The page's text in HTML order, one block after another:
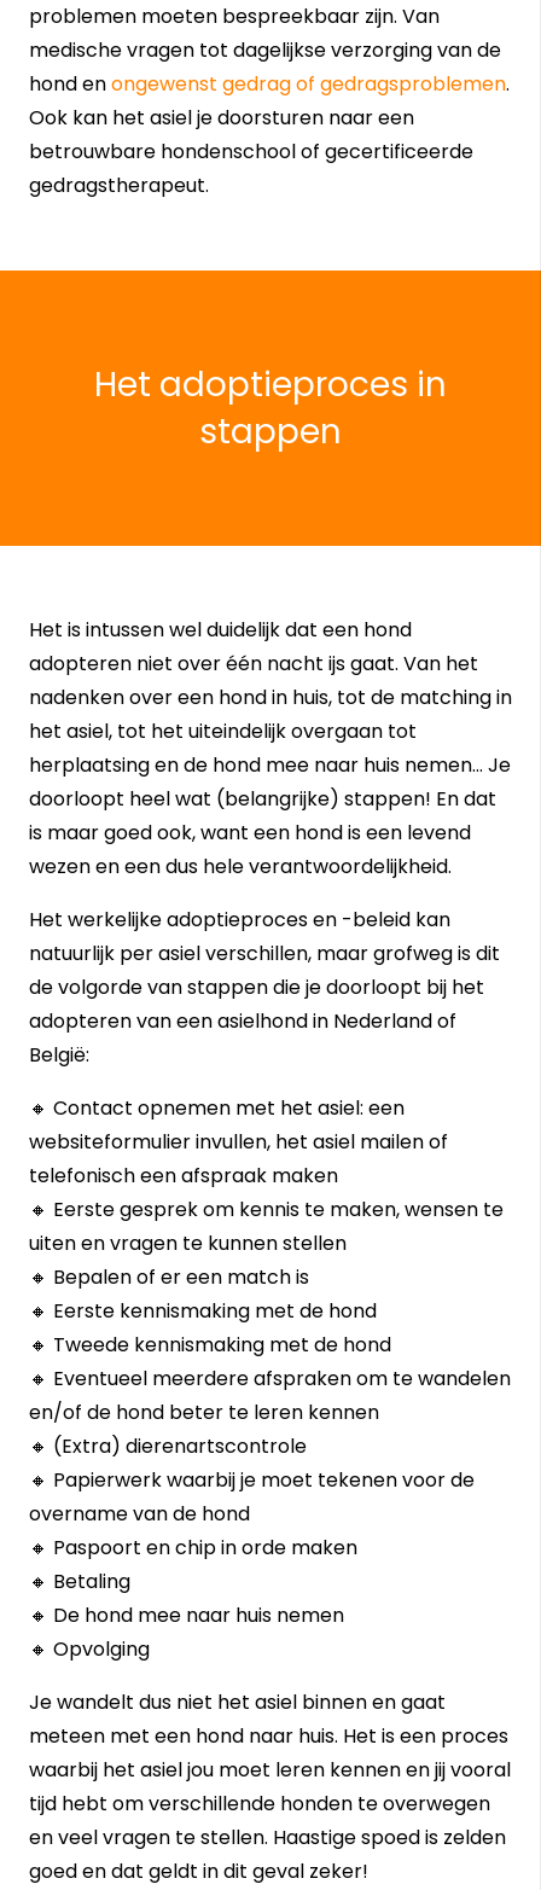
problemen moeten bespreekbaar zijn. Van
medische vragen tot dagelijkse verzorging van de
hond enongewenst gedrag of gedragsproblemen.
Ook kan het asiel je doorsturen naar een
betrouwbare hondenschool of gecertificeerde
gedragstherapeut.
Het adoptieproces in
stappen
Het is intussen wel duidelijk dat een hond
adopteren niet over één nacht ijs gaat. Van het
nadenken over een hond in huis, tot de matching in
het asiel, tot het uiteindelijk overgaan tot
herplaatsing en de hond mee naar huis nemen… Je
doorloopt heel wat (belangrijke) stappen! En dat
is maar goed ook, want een hond is een levend
wezen en een dus hele verantwoordelijkheid.
Het werkelijke adoptieproces en -beleid kan
natuurlijk per asiel verschillen, maar grofweg is dit
de volgorde van stappen die je doorloopt bij het
adopteren van een asielhond in Nederland of
België:
🔸 Contact opnemen met het asiel: een
websiteformulier invullen, het asiel mailen of
telefonisch een afspraak maken
🔸 Eerste gesprek om kennis te maken, wensen te
uiten en vragen te kunnen stellen
🔸 Bepalen of er een match is
🔸 Eerste kennismaking met de hond
🔸 Tweede kennismaking met de hond
🔸 Eventueel meerdere afspraken om te wandelen
en/of de hond beter te leren kennen
🔸 (Extra) dierenartscontrole
🔸 Papierwerk waarbij je moet tekenen voor de
overname van de hond
🔸 Paspoort en chip in orde maken
🔸 Betaling
🔸 De hond mee naar huis nemen
🔸 Opvolging
Je wandelt dus niet het asiel binnen en gaat
meteen met een hond naar huis. Het is een proces
waarbij het asiel jou moet leren kennen en jij vooral
tijd hebt om verschillende honden te overwegen
en veel vragen te stellen. Haastige spoed is zelden
goed en dat geldt in dit geval zeker!